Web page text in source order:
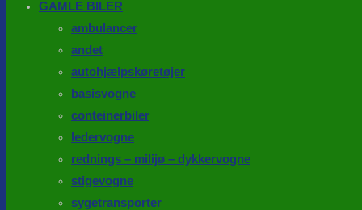
GAMLE BILER
ambulancer
andet
autohjælpskøretøjer
basisvogne
conteinerbiler
ledervogne
rednings – milijø – dykkervogne
stigevogne
sygetransporter